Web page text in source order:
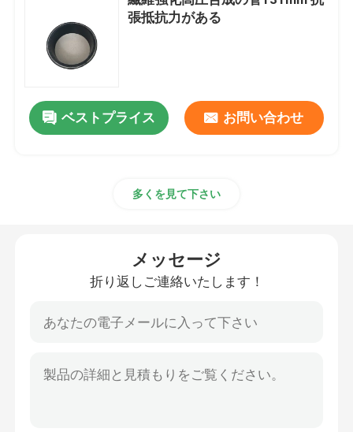
熱可塑性の合成の管
フレキシブル複合パイプ
複合ガス管
張抵抗力がある
ベストプライス お問い合わせ
多くを見て下さい
メッセージ
折り返しご連絡いたします！